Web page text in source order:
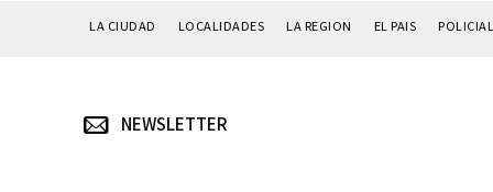
LA CIUDAD LOCALIDADES LA REGION EL PAIS
NEWSLETTER